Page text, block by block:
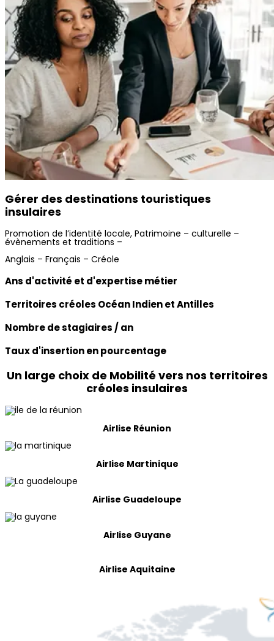
Gérer des destinations touristiques
insulaires
Promotion de l’identité locale, Patrimoine – culturelle –
évènements et traditions –
Anglais – Français – Créole
Ans d'activité et d'expertise métier
Territoires créoles Océan Indien et Antilles
Nombre de stagiaires / an
Taux d'insertion en pourcentage
Un large choix de Mobilité vers nos territoires
créoles insulaires
Airlise Réunion
Airlise Martinique
Airlise Guadeloupe
Airlise Guyane
Airlise Aquitaine